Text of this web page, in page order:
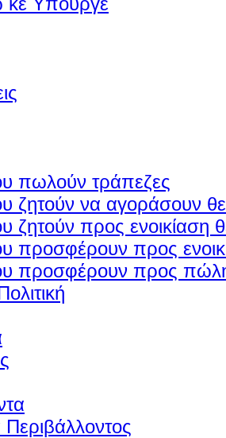
πωλούν τράπεζες
ζητούν να αγοράσουν
ζητούν προς ενοικίαση
προσφέρουν προς
προσφέρουν προς